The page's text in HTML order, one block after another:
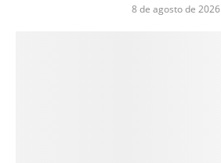
8 de agosto de 2026